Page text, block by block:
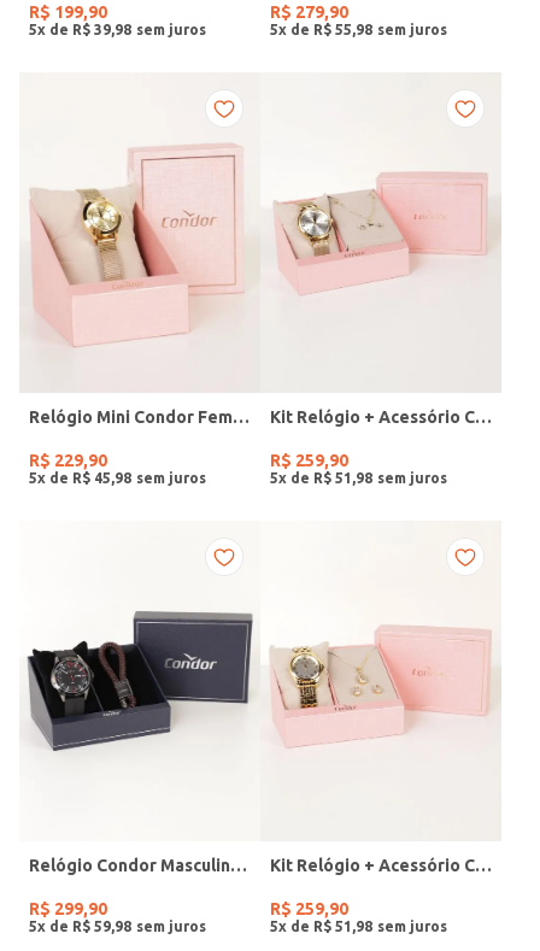
R$ 199,90
5x de R$ 39 98
R$ 279,90
5x de R$ 55 98
Relógio Mini Condor Feminino DOURADO
R$ 229,90
5x de R$ 45 98
Kit Relógio + Acessório Condor Feminino DOURADO
R$ 259,90
5x de R$ 51 98
Relógio Condor Masculino PRETO
R$ 299,90
5x de R$ 59 98
Kit Relógio + Acessório Condor Feminino DOURADO
R$ 259,90
5x de R$ 51 98